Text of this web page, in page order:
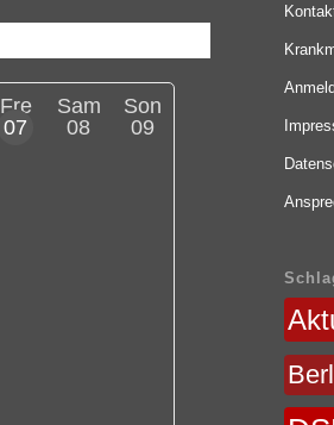
Fre
07
Sam
08
Son
09